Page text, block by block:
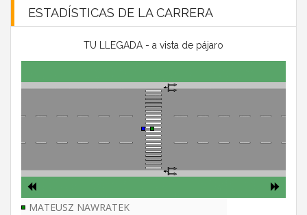
ESTADÍSTICAS DE LA CARRERA
TU LLEGADA - a vista de pájaro
MATEUSZ NAWRATEK